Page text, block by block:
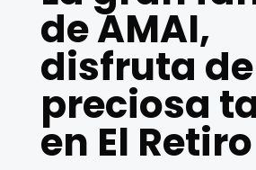
de AMAI,
disfruta
preciosa
en El Retiro